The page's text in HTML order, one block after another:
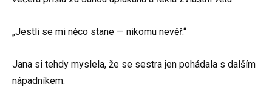
„Jestli se mi něco stane — nikomu nevěř.“
Jana si tehdy myslela, že se sestra jen pohádala s dalším
nápadníkem.